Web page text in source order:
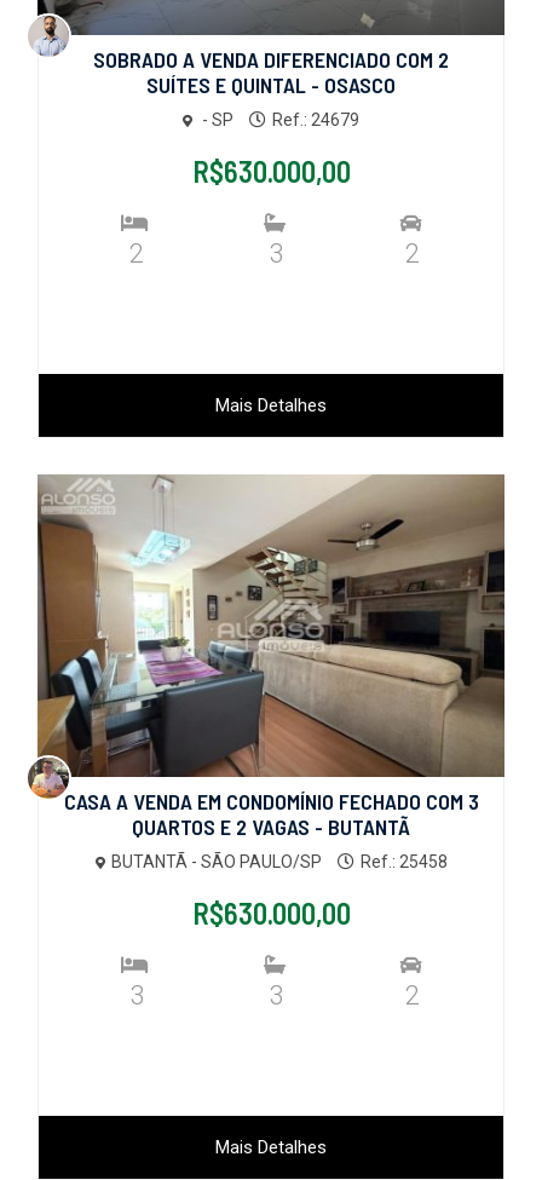
SOBRADO A VENDA DIFERENCIADO COM 2
SUÍTES E QUINTAL - OSASCO
- SP Ref.: 24679
R$630.000,00
2 3 2
Mais Detalhes
CASA A VENDA EM CONDOMÍNIO FECHADO COM 3
QUARTOS E 2 VAGAS - BUTANTÃ
BUTANTÃ - SÃO PAULO/SP Ref.: 25458
R$630.000,00
3 3 2
Mais Detalhes